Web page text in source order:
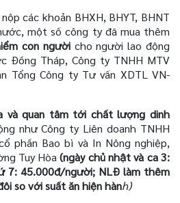
các khoản BHXH, BHYT, BHNT
một số công ty đã mua thêm
con ngườicho người lao động
Đồng Tháp, Công ty TNHH MTV
Tổng Công ty Tư vấn XDTL VN-
và quan tâm tới chất lượng dinh
như Công ty Liên doanh TNHH
phần Bao bì và In Nông nghiệp,
Tuy Hòa (ngày chủ nhật và ca 3:
7: 45.000đ/người; NLĐ làm thêm
so với suất ăn hiện hành)